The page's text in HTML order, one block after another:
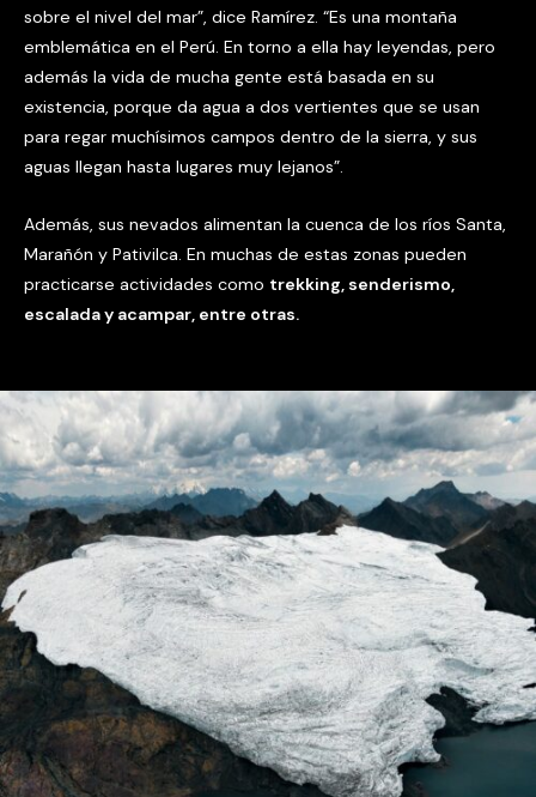
sobre el nivel del mar”, dice Ramírez. “Es una montaña
emblemática en el Perú. En torno a ella hay leyendas, pero
además la vida de mucha gente está basada en su
existencia, porque da agua a dos vertientes que se usan
para regar muchísimos campos dentro de la sierra, y sus
aguas llegan hasta lugares muy lejanos”.
Además, sus nevados alimentan la cuenca de los ríos Santa,
Marañón y Pativilca. En muchas de estas zonas pueden
practicarse actividades como trekking, senderismo,
escalada y acampar, entre otras.